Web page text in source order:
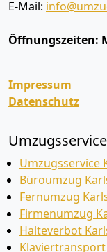
E-Mail:
Öffnungszeiten:
Impressum
Datenschutz
Umzugsservice
Umzugsservice
Büroumzug
Fernumzug
Firmenumzug
Halteverbot